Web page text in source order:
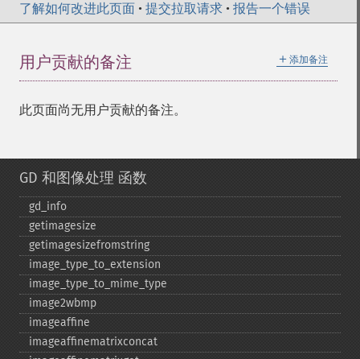
了解如何改进此页面 • 提交拉取请求 • 报告一个错误
＋ 添加备注
用户贡献的备注
此页面尚无用户贡献的备注。
GD 和图像处理 函数
gd_​info
getimagesize
getimagesizefromstring
image_​type_​to_​extension
image_​type_​to_​mime_​type
image2wbmp
imageaffine
imageaffinematrixconcat